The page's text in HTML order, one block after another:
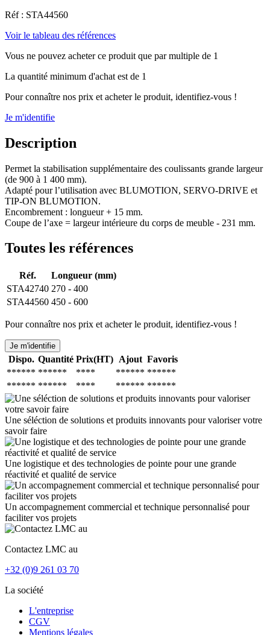
Réf : STA44560
Voir le tableau des références
Vous ne pouvez acheter ce produit que par multiple de 1
La quantité minimum d'achat est de 1
Pour connaître nos prix et acheter le produit, identifiez-vous !
Je m'identifie
Description
Permet la stabilisation supplémentaire des coulissants grande largeur
(de 900 à 1 400 mm).
Adapté pour l’utilisation avec BLUMOTION, SERVO-DRIVE et
TIP-ON BLUMOTION.
Encombrement : longueur + 15 mm.
Coupe de l’axe = largeur intérieure du corps de meuble - 231 mm.
Toutes les références
Réf.
Longueur (mm)
STA42740 270 - 400
STA44560 450 - 600
Pour connaître nos prix et acheter le produit, identifiez-vous !
Je m'identifie
Dispo. Quantité Prix(HT) Ajout Favoris
****** ****** **** ****** ******
****** ****** **** ****** ******
Une séléction de solutions et produits innovants pour valoriser votre
savoir faire
Une logistique et des technologies de pointe pour une grande
réactivité et qualité de service
Un accompagnement commercial et technique personnalisé pour
faciliter vos projets
Contactez LMC au
+32 (0)9 261 03 70
La société
L'entreprise
CGV
Mentions légales